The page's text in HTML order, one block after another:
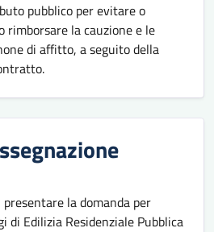
pubblico per evitare o
rimborsare la cauzione e le
di affitto, a seguito della
la domanda per
di Edilizia Residenziale Pubblica